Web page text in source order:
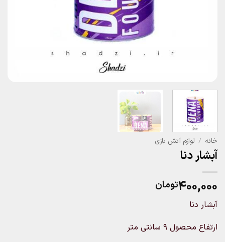
خانه / لوازم آتش بازی
آبشار دنا
۴۰۰,۰۰۰تومان
آبشار دنا
ارتفاع محصول ۹ سانتی متر